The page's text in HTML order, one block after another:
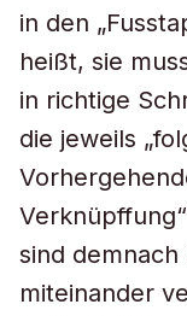
in den
heißt, sie
in richtige
die jeweils
sind
miteinander